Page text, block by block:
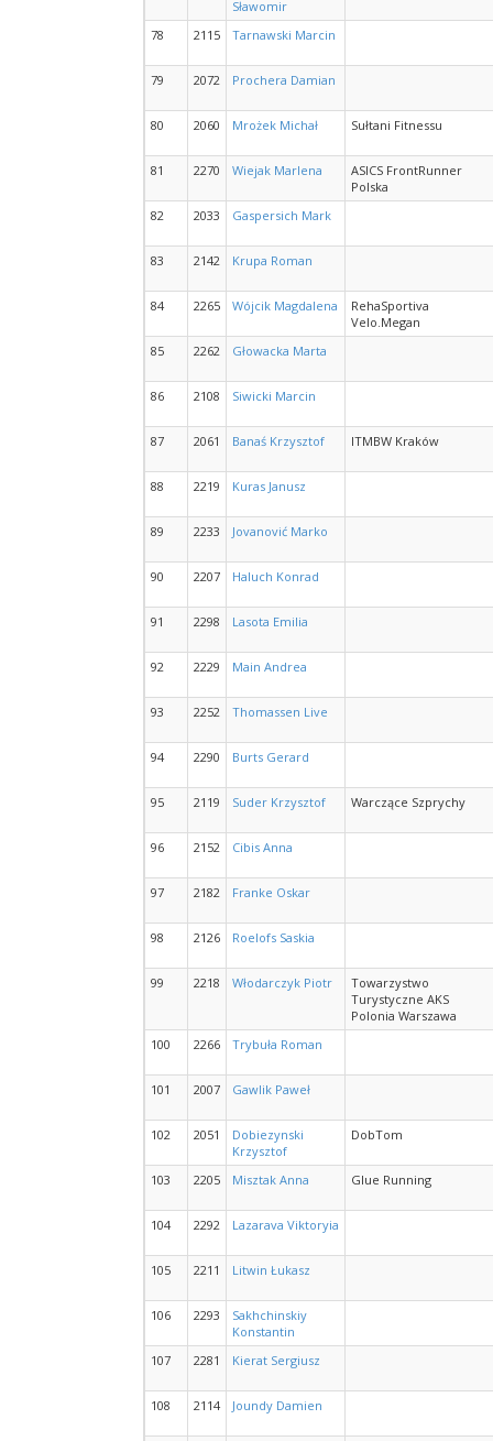
Sławomir
78
2115 Tarnawski Marcin
79 2072 Prochera Damian
80 2060 Mrożek Michał Sułtani Fitnessu
81 2270 Wiejak Marlena
ASICS FrontRunner
Polska
82
2033 Gaspersich Mark
83 2142 Krupa Roman
84 2265 Wójcik Magdalena
RehaSportiva
Velo.Megan
85
2262 Głowacka Marta
86 2108 Siwicki Marcin
87 2061 Banaś Krzysztof ITMBW Kraków
88 2219 Kuras Janusz
89 2233 Jovanović Marko
90 2207 Haluch Konrad
91 2298 Lasota Emilia
92 2229 Main Andrea
93 2252 Thomassen Live
94 2290 Burts Gerard
95 2119 Suder Krzysztof Warczące Szprychy
96 2152 Cibis Anna
97 2182 Franke Oskar
98 2126 Roelofs Saskia
99 2218 Włodarczyk Piotr
Towarzystwo
Turystyczne AKS
Polonia Warszawa
100
2266 Trybuła Roman
101 2007 Gawlik Paweł
102 2051
Dobiezynski
Krzysztof
DobTom
103 2205 Misztak Anna Glue Running
104 2292 Lazarava Viktoryia
105 2211 Litwin Łukasz
106 2293
Sakhchinskiy
Konstantin
107
2281 Kierat Sergiusz
108 2114 Joundy Damien